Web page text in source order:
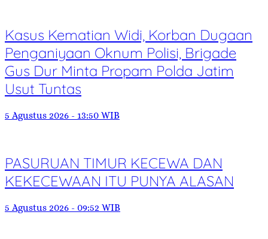
Kasus Kematian Widi, Korban Dugaan
Penganiyaan Oknum Polisi, Brigade
Gus Dur Minta Propam Polda Jatim
Usut Tuntas
5 Agustus 2026 - 13:50 WIB
PASURUAN TIMUR KECEWA DAN
KEKECEWAAN ITU PUNYA ALASAN
5 Agustus 2026 - 09:52 WIB